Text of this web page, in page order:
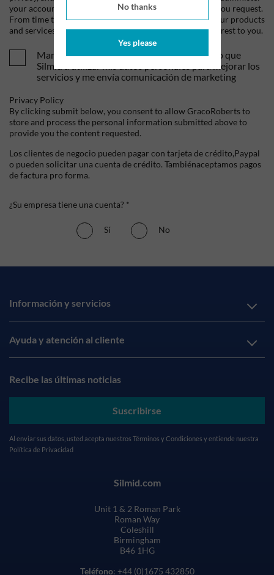
No thanks
Yes please
your account and to provide the products and services you request.
From time to time, we would like to contact you about our products
and services, as well as other content that may be of interest to you.
Mandame tus ofertas y novedades. Entiendo que
Silmid a utilizar mis datos personales para mejorar los
servicios y me envía comunicación de marketing
Privacy Policy
By clicking submit below, you consent to allow GracoRoberts to
store and process the personal information submitted above to
provide you the content requested.
Los clientes de negocio pueden pagar con tarjeta de crédito,Paypal
o pueden solicitar una cuenta de crédito. Tambiénaceptamos pagos
de factura pro forma.
¿Su empresa tiene una cuenta? *
Sí No
Información y servicios
Ayuda y atención al cliente
Recibe las últimas noticias
Suscribirse
Al enviar sus datos, usted acepta nuestros Términos y Condiciones y entiende nuestra
Política de Privacidad
Silmid.com
Unit 1 & 2 Roman Park
Roman Way
Coleshill
Birmingham
B46 1HG
Teléfono: +44 (0)1675 432850